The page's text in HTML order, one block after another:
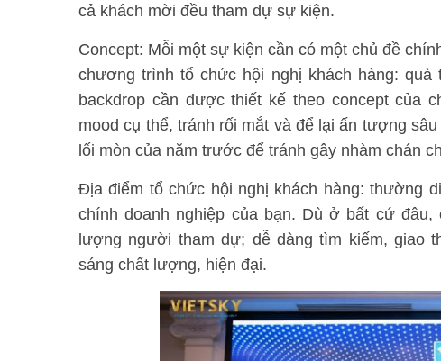
cả khách mời đều tham dự sự kiện.
Concept: Mỗi một sự kiện cần có một chủ đề
chương trình tổ chức hội nghị khách hàng:
backdrop cần được thiết kế theo concept của
mood cụ thể, tránh rối mắt và để lại ấn tượng
lối mòn của năm trước để tránh gây nhàm chán
Địa điểm tổ chức hội nghị khách hàng: thường
chính doanh nghiệp của bạn. Dù ở bất cứ
lượng người tham dự; dễ dàng tìm kiếm, giao
sáng chất lượng, hiện đại.